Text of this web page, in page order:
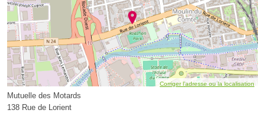
Corriger l’adresse ou la localisation
Mutuelle des Motards
138 Rue de Lorient